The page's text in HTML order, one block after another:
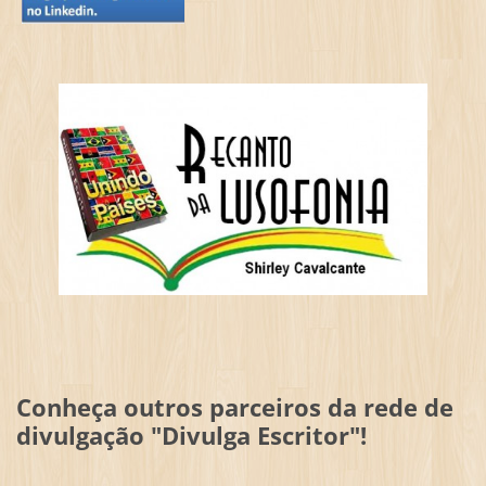
Conheça outros parceiros da rede de
divulgação "Divulga Escritor"!